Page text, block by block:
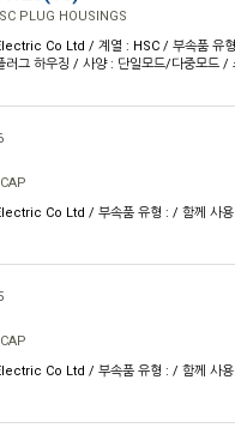
PLUG HOUSINGS
Co Ltd / 계열 : HSC / 부속품 유
러그 하우징 / 사양 : 단일모드/다중모드 /
Co Ltd / 부속품 유형 : / 함께 사
Co Ltd / 부속품 유형 : / 함께 사